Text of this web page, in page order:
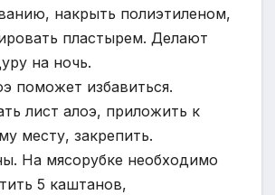
накрыть полиэтиленом,
пластырем. Делают
на ночь.
поможет избавиться.
лист алоэ, приложить к
месту, закрепить.
На мясорубке необходимо
5 каштанов,